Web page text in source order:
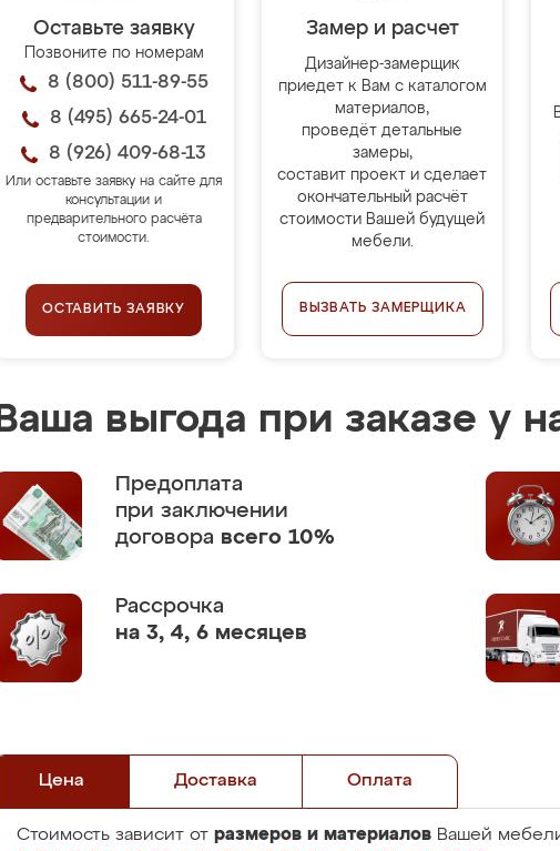
Оставьте заявку
Позвоните по номерам
8 (800) 511-89-55
8 (495) 665-24-01
8 (926) 409-68-13
Или оставьте заявку на сайте для
консультации и
предварительного расчёта
стоимости.
ОСТАВИТЬ ЗАЯВКУ
Замер и расчет
Дизайнер-замерщик
приедет к Вам с каталогом
материалов,
проведёт детальные
замеры,
составит проект и сделает
окончательный расчёт
стоимости Вашей будущей
мебели.
ВЫЗВАТЬ ЗАМЕРЩИКА
Ваша выгода при заказе у
Предоплата
при заключении
договора всего 10%
Рассрочка
на 3, 4, 6 месяцев
Цена Доставка Оплата
Стоимость зависит от размеров и материалов Вашей